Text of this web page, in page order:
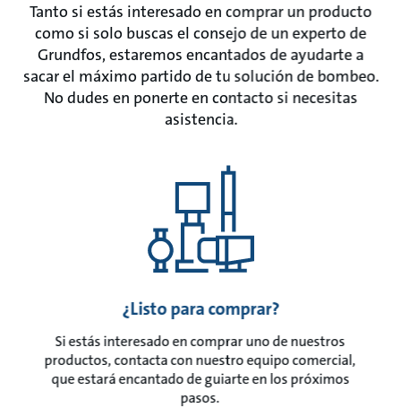
Tanto si estás interesado en comprar un producto
como si solo buscas el consejo de un experto de
Grundfos, estaremos encantados de ayudarte a
sacar el máximo partido de tu solución de bombeo.
No dudes en ponerte en contacto si necesitas
asistencia.
¿Listo para comprar?
Si estás interesado en comprar uno de nuestros
productos, contacta con nuestro equipo comercial,
que estará encantado de guiarte en los próximos
pasos.